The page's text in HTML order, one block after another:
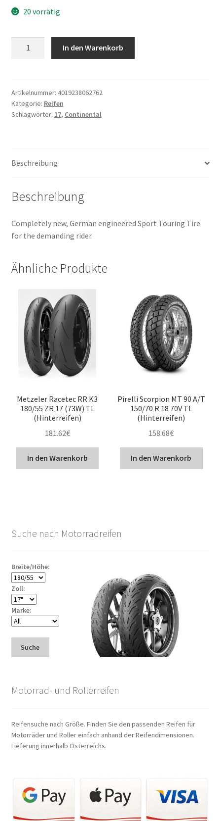
20 vorrätig
17
(73W)
TL
In den Warenkorb
Artikelnummer: 4019238062762
Kategorie: Reifen
Schlagwörter: 17, Continental
Beschreibung
Beschreibung
Completely new, German engineered Sport Touring Tire
for the demanding rider.
Ähnliche Produkte
Metzeler Racetec RR K3
180/55 ZR 17 (73W) TL
(Hinterreifen)
181.62€
In den Warenkorb
Pirelli Scorpion MT 90 A/T
150/70 R 18 70V TL
(Hinterreifen)
158.68€
In den Warenkorb
Suche nach Motorradreifen
Breite/Höhe:
Zoll:
Marke:
Suche
Motorrad- und Rollerreifen
Reifensuche nach Größe. Finden Sie den passenden Reifen für
Motorräder und Roller einfach anhand der Reifendimensionen.
Lieferung innerhalb Österreichs.